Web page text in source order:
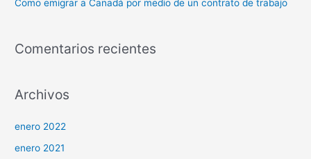
Como emigrar a Canadá por medio de un contrato de trabajo
Comentarios recientes
Archivos
enero 2022
enero 2021